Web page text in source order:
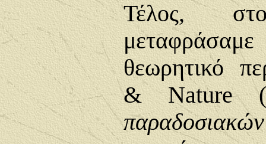
Τέλος,
θεωρητικό
&Nature(